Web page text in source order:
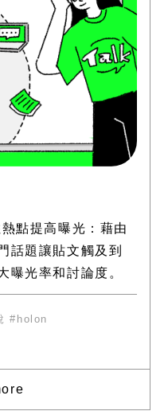
點提高曝光：藉由
話題讓貼文觸及到
曝光率和討論度。
中文好難」的幽默
#holon